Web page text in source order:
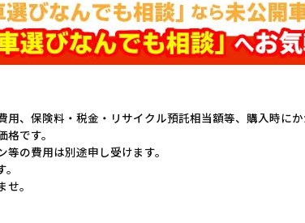
、保険料・税金・リサイクル預託相当額等、購入時にか
です。
の費用は別途申し受けます。
。